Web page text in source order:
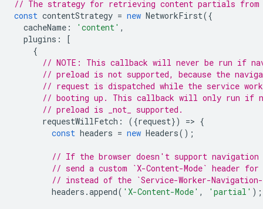
// The strategy for retrieving content partials from
const contentStrategy = new NetworkFirst({
cacheName : 'content' ,
plugins :
[
{
// NOTE: This callback will never be run if
// preload is not supported, because the
// request is dispatched while the service
// booting up. This callback will only run if
// preload is _not_ supported.
requestWillFetch : ({request}) => {
const headers = new Headers();
// If the browser doesn't support navigation
// send a custom `X-Content-Mode` header
// instead of the `Service-Worker-
headers .append( 'X-Content-Mode' , 'partial' );